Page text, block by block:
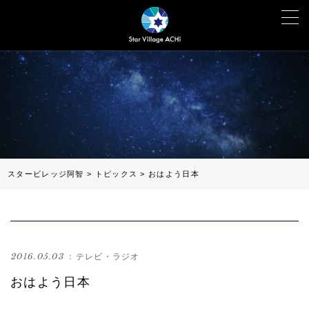
スタービレッジ阿智 > トピックス > おはよう日本
2016.05.03 ：テレビ・ラジオ
おはよう日本